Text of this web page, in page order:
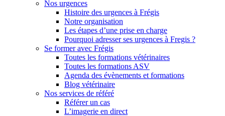
Nos urgences
Histoire des urgences à Frégis
Notre organisation
Les étapes d’une prise en charge
Pourquoi adresser ses urgences à Fregis ?
Se former avec Frégis
Toutes les formations vétérinaires
Toutes les formations ASV
Agenda des évènements et formations
Blog vétérinaire
Nos services de référé
Référer un cas
L’imagerie en direct